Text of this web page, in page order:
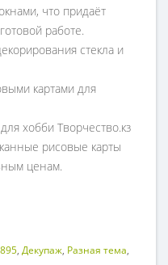
что придаёт
работе.
стекла и
картами для
хобби Творчество.кз
рисовые карты
ценам.
, Декупаж, Разная тема,